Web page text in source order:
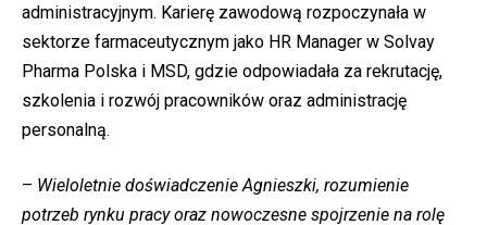
administracyjnym. Karierę zawodową rozpoczynała w
sektorze farmaceutycznym jako HR Manager w Solvay
Pharma Polska i MSD, gdzie odpowiadała za rekrutację,
szkolenia i rozwój pracowników oraz administrację
personalną.
– Wieloletnie doświadczenie Agnieszki, rozumienie
potrzeb rynku pracy oraz nowoczesne spojrzenie na rolę